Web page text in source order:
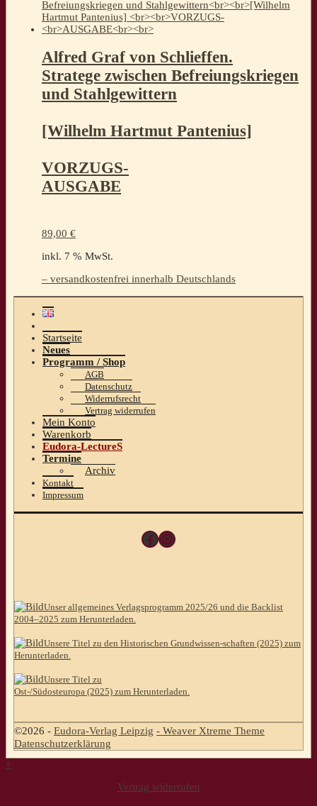
Alfred Graf von Schlieffen.
Stratege zwischen Befreiungskriegen
und Stahlgewittern
[Wilhelm Hartmut Pantenius]
VORZUGS-
AUSGABE
89,00 €
inkl. 7 % MwSt.
– versandkostenfrei innerhalb Deutschlands
Startseite
Neues
Programm / Shop
AGB
Datenschutz
Widerrufsrecht
Vertrag widerrufen
Mein Konto
Warenkorb
Eudora-LectureS
Termine
Archiv
Kontakt
Impressum
Facebook
Instagram
Unser allgemeines Verlagsprogramm 2025/26 und die Backlist
2004–2025 zum Herunterladen.
Unsere Titel zu den Historischen Grundwissen-schaften (2025) zum
Herunterladen.
Unsere Titel zu
Ost-/Südosteuropa (2025) zum Herunterladen.
©2026 - Eudora-Verlag Leipzig - Weaver Xtreme Theme
Datenschutzerklärung
↑
Vertrag widerrufen